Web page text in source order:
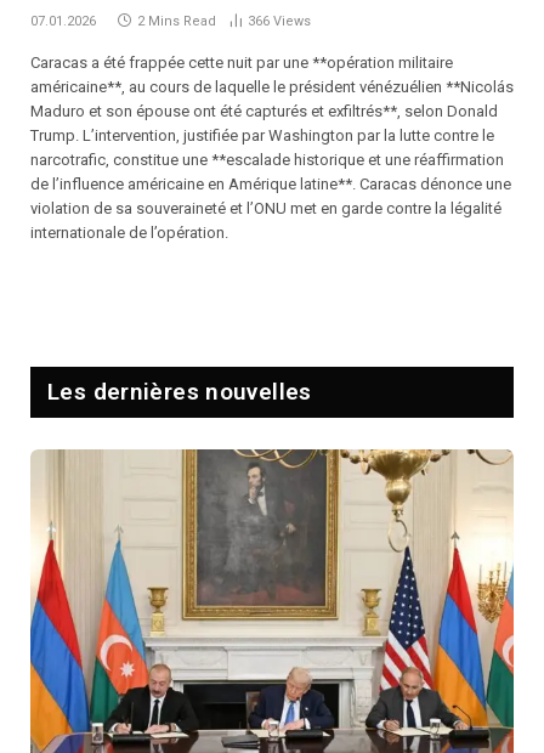
07.01.2026 2 Mins Read 366 Views
Caracas a été frappée cette nuit par une **opération militaire
américaine**, au cours de laquelle le président vénézuélien **Nicolás
Maduro et son épouse ont été capturés et exfiltrés**, selon Donald
Trump. L’intervention, justifiée par Washington par la lutte contre le
narcotrafic, constitue une **escalade historique et une réaffirmation
de l’influence américaine en Amérique latine**. Caracas dénonce une
violation de sa souveraineté et l’ONU met en garde contre la légalité
internationale de l’opération.
Les dernières nouvelles